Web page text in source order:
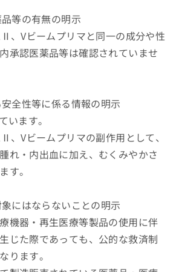
等の有無の明示
、Vビームプリマと同一の成分や性
承認医薬品等は確認されていませ
全性等に係る情報の明示
います。
、Vビームプリマの副作用として、
れ・内出血に加え、むくみやかさ
す。
にはならないことの明示
機器・再生医療等製品の使用に伴
じた際であっても、公的な救済制
ります。